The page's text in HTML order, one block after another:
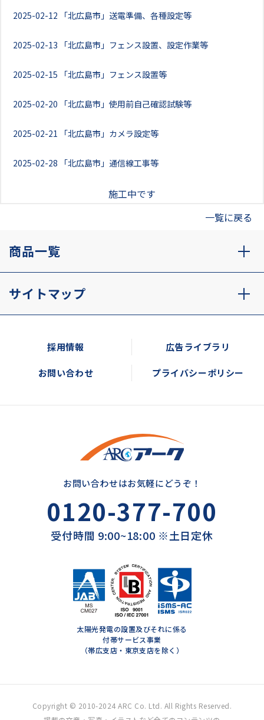
2025-02-12 「北広島市」送電準備、各種設定等
2025-02-13 「北広島市」フェンス設置、設定作業等
2025-02-15 「北広島市」フェンス設置等
2025-02-20 「北広島市」使用前自己確認試験等
2025-02-21 「北広島市」カメラ設定等
2025-02-28 「北広島市」通信線工事等
施工中です
一覧に戻る
商品一覧
サイトマップ
採用情報 広告ライブラリ
お問い合わせ プライバシーポリシー
お問い合わせはお気軽にどうぞ！
0120-377-700
受付時間 9:00~18:00 ※土日定休
太陽光発電の設置及びそれに係る
付帯サービス事業
（帯広支店・東京支店を除く）
Copyright © 2010-2024 ARC Co. Ltd. All Rights Reserved.